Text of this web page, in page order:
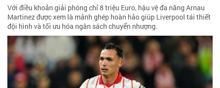
Với điều khoản giải phóng chỉ 8 triệu Euro, hậu vệ đa năng Arnau
Martinez được xem là mảnh ghép hoàn hảo giúp Liverpool tái thiết
đội hình và tối ưu hóa ngân sách chuyển nhượng.